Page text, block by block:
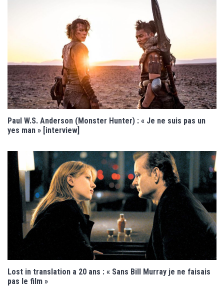
Paul W.S. Anderson (Monster Hunter) : « Je ne suis pas un
yes man » [interview]
Lost in translation a 20 ans : « Sans Bill Murray je ne faisais
pas le film »